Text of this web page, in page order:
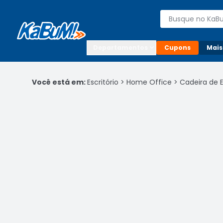
Buscar
Cupons
Você está em:Escritório > Home Office > Cadeira de